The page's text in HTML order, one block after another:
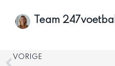
Team
Vorige
VORIGE